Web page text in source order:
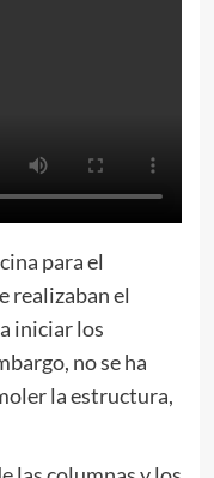
para el
realizaban el
iniciar los
no se ha
la estructura,